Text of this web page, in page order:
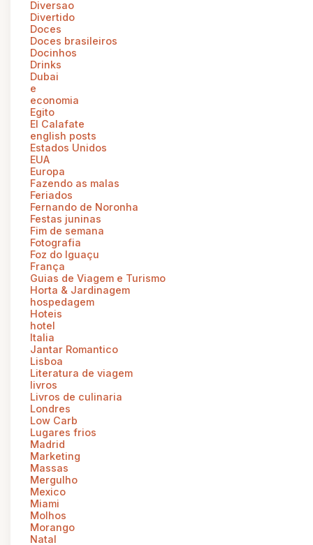
Diversao
Divertido
Doces
Doces brasileiros
Docinhos
Drinks
Dubai
e
economia
Egito
El Calafate
english posts
Estados Unidos
EUA
Europa
Fazendo as malas
Feriados
Fernando de Noronha
Festas juninas
Fim de semana
Fotografia
Foz do Iguaçu
França
Guias de Viagem e Turismo
Horta & Jardinagem
hospedagem
Hoteis
hotel
Italia
Jantar Romantico
Lisboa
Literatura de viagem
livros
Livros de culinaria
Londres
Low Carb
Lugares frios
Madrid
Marketing
Massas
Mergulho
Mexico
Miami
Molhos
Morango
Natal